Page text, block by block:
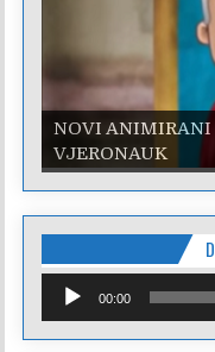
NOVI
VJERONAUK
Reproduktor
audiozapisa
00:00